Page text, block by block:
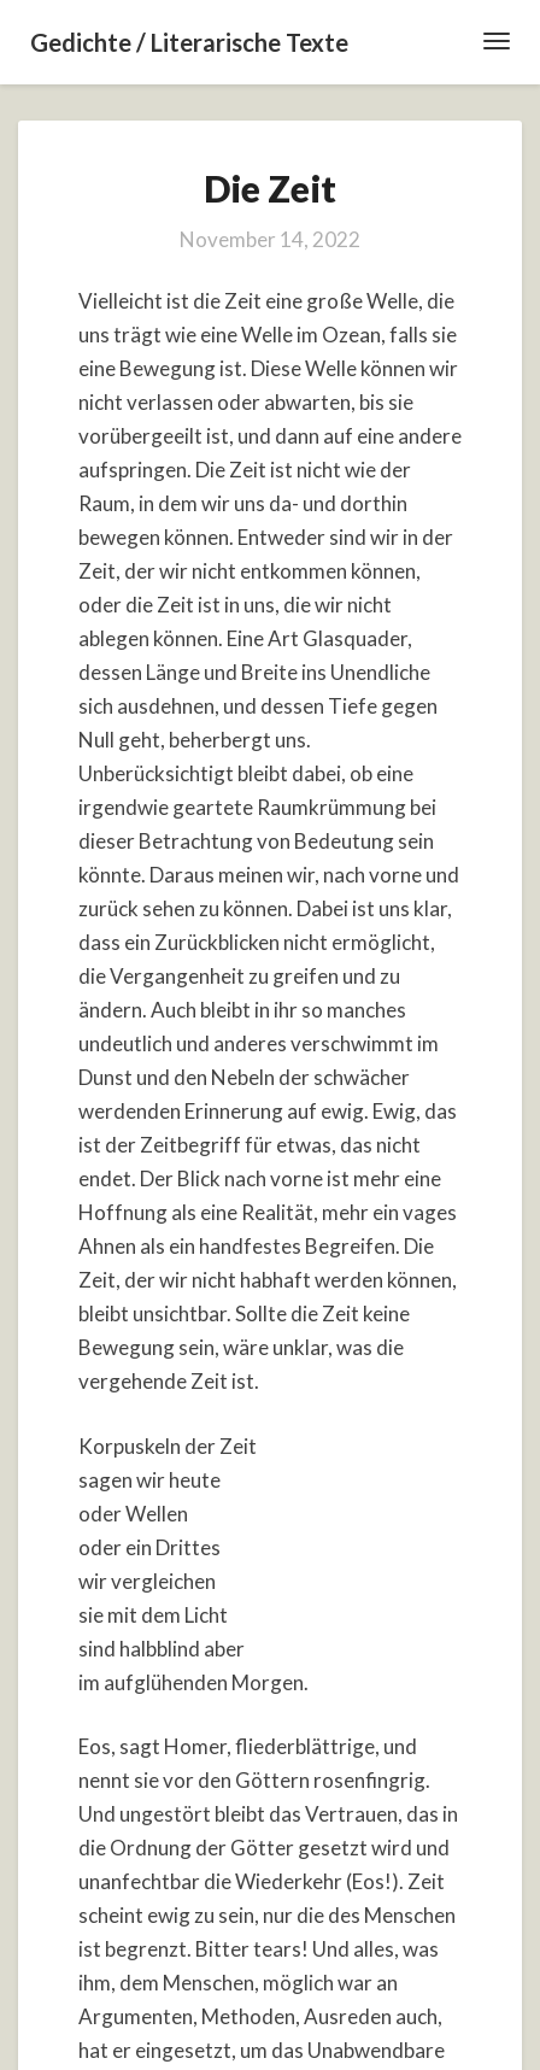
Gedichte / Literarische Texte
Zeit
Die Zeit
November 14, 2022
Vielleicht ist die Zeit eine große Welle, die
uns trägt wie eine Welle im Ozean, falls sie
eine Bewegung ist. Diese Welle können wir
nicht verlassen oder abwarten, bis sie
vorübergeeilt ist, und dann auf eine andere
aufspringen. Die Zeit ist nicht wie der
Raum, in dem wir uns da- und dorthin
bewegen können. Entweder sind wir in der
Zeit, der wir nicht entkommen können,
oder die Zeit ist in uns, die wir nicht
ablegen können. Eine Art Glasquader,
dessen Länge und Breite ins Unendliche
sich ausdehnen, und dessen Tiefe gegen
Null geht, beherbergt uns.
Unberücksichtigt bleibt dabei, ob eine
irgendwie geartete Raumkrümmung bei
dieser Betrachtung von Bedeutung sein
könnte. Daraus meinen wir, nach vorne und
zurück sehen zu können. Dabei ist uns klar,
dass ein Zurückblicken nicht ermöglicht,
die Vergangenheit zu greifen und zu
ändern. Auch bleibt in ihr so manches
undeutlich und anderes verschwimmt im
Dunst und den Nebeln der schwächer
werdenden Erinnerung auf ewig. Ewig, das
ist der Zeitbegriff für etwas, das nicht
endet. Der Blick nach vorne ist mehr eine
Hoffnung als eine Realität, mehr ein vages
Ahnen als ein handfestes Begreifen. Die
Zeit, der wir nicht habhaft werden können,
bleibt unsichtbar. Sollte die Zeit keine
Bewegung sein, wäre unklar, was die
vergehende Zeit ist.
Korpuskeln der Zeit
sagen wir heute
oder Wellen
oder ein Drittes
wir vergleichen
sie mit dem Licht
sind halbblind aber
im aufglühenden Morgen.
Eos, sagt Homer, fliederblättrige, und
nennt sie vor den Göttern rosenfingrig.
Und ungestört bleibt das Vertrauen, das in
die Ordnung der Götter gesetzt wird und
unanfechtbar die Wiederkehr (Eos!). Zeit
scheint ewig zu sein, nur die des Menschen
ist begrenzt. Bitter tears! Und alles, was
ihm, dem Menschen, möglich war an
Argumenten, Methoden, Ausreden auch,
hat er eingesetzt, um das Unabwendbare